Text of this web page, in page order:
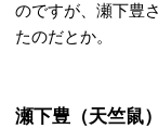
のですが、瀬下豊
たのだとか。
瀬下豊（天竺鼠